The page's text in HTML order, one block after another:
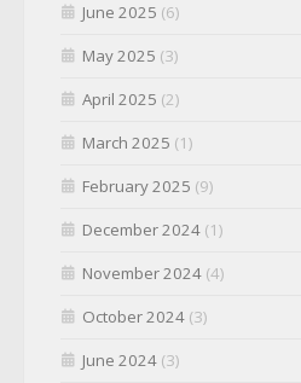
June 2025 (6)
May 2025 (3)
April 2025 (2)
March 2025 (1)
February 2025 (9)
December 2024 (1)
November 2024 (4)
October 2024 (3)
June 2024 (3)